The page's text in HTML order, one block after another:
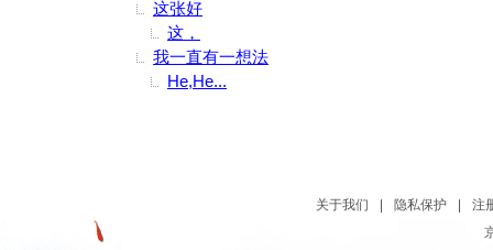
这张好
这，
我一直有一想法
He,He...
关于我们 隐私保护
注